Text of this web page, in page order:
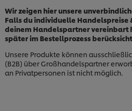
Wir zeigen hier unsere
Falls du individuelle Handelspreise
deinem Handelspartner vereinbart
später im Bestellprozess
Unsere Produkte können
(B2B) über Großhandelspartner
an Privatpersonen ist nicht möglich.